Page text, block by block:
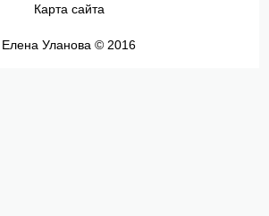
Карта сайта
Елена Уланова © 2016